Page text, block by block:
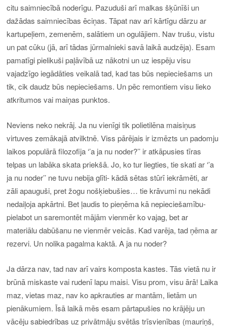
citu saimniecībā noderīgu. Pazudušiarī malkas šķūnīši un
dažādas saimniecības ēciņas. Tāpat nav arī kārtīgu dārzu ar
kartupeļiem, zemenēm, salātiem un ogulājiem. Nav trušu, vistu
un pat cūku (jā, arī tādas jūrmalniekisavā laikā audzēja). Esam
pamatīgi pielikuši paļāvībā uz nākotni un uz iespēju visu
vajadzīgo iegādāties veikalā tad, kad tas būs nepieciešams un
tik, cik daudz būs nepieciešams. Un pēc remontiem visu lieko
atkritumos vai maiņas punktos.
Neviens neko nekrāj. Ja nu vienīgi tik polietilēna maisiņus
virtuves zemākajā atvilktnē. Viss pārējais ir izmēzts un padomju
laikos populārā filozofija ‘’a ja nu noder?’’ ir atkāpusies tīras
telpas un labāka skata priekšā.Jo, ko tur liegties, tie skati ar ‘’a
ja nu noder’’ ne tuvu nebija glīti- kādā sētas stūrī iekrāmēti, ar
zāli apauguši, pret žogu nošķiebušies… tiekrāvumi nu nekādi
nedaiļoja apkārtni. Bet ļaudis to pieņēma kā nepieciešamību-
pielabot un saremontēt mājām vienmēr ko vajag, bet ar
materiālu dabūšanu ne vienmēr veicās. Kad varēja, tad ņēma ar
rezervi. Un nolika pagalma kaktā.A ja nu noder?
Ja dārza nav, tad nav arī vairs komposta kastes. Tās vietā nu ir
brūnā miskaste vai rudenī lapu maisi. Visu prom, visu ārā! Laika
maz, vietas maz, nav ko apkrauties ar mantām, lietām un
pienākumiem. Īsā laikā mēs esam pārtapušies no krājēju un
vācēju sabiedrības uzprivātmāju svētās trīsvienības (mauriņš,